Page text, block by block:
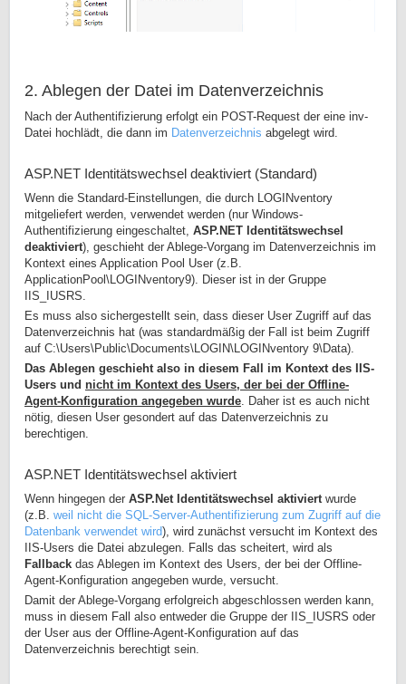
2. Ablegen der Datei im Datenverzeichnis
Nach der Authentifizierung erfolgt ein POST-Request der eine inv-
Datei hochlädt, die dann im Datenverzeichnis abgelegt wird.
ASP.NET Identitätswechsel deaktiviert (Standard)
Wenn die Standard-Einstellungen, die durch LOGINventory
mitgeliefert werden, verwendet werden (nur Windows-
Authentifizierung eingeschaltet, ASP.NET Identitätswechsel
deaktiviert), geschieht der Ablege-Vorgang im Datenverzeichnis im
Kontext eines Application Pool User (z.B.
ApplicationPool\LOGINventory9). Dieser ist in der Gruppe
IIS_IUSRS.
Es muss also sichergestellt sein, dass dieser User Zugriff auf das
Datenverzeichnis hat (was standardmäßig der Fall ist beim Zugriff
auf C:\Users\Public\Documents\LOGIN\LOGINventory 9\Data).
Das Ablegen geschieht also in diesem Fall im Kontext des IIS-
Users und nicht im Kontext des Users, der bei der Offline-
Agent-Konfiguration angegeben wurde. Daher ist es auch nicht
nötig, diesen User gesondert auf das Datenverzeichnis zu
berechtigen.
ASP.NET Identitätswechsel aktiviert
Wenn hingegen der ASP.Net Identitätswechsel aktiviertwurde
(z.B. weil nicht die SQL-Server-Authentifizierung zum Zugriff auf die
Datenbank verwendet wird), wird zunächst versucht im Kontext des
IIS-Users die Datei abzulegen. Falls das scheitert, wird als
Fallback das Ablegen im Kontext des Users, der bei der Offline-
Agent-Konfiguration angegeben wurde, versucht.
Damit der Ablege-Vorgang erfolgreich abgeschlossen werden kann,
muss in diesem Fall also entweder die Gruppe der IIS_IUSRS oder
der User aus der Offline-Agent-Konfiguration auf das
Datenverzeichnis berechtigt sein.